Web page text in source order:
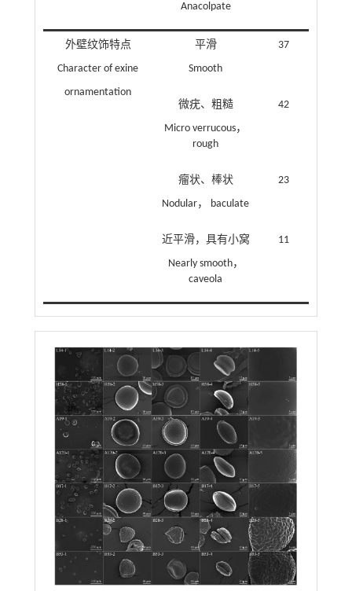
Anacolpate
外壁纹饰特点
Character of exine
ornamentation
平滑
Smooth
37
微疣、粗糙
Micro verrucous，
rough
42
瘤状、棒状
Nodular， baculate
23
近平滑，具有小窝
Nearly smooth，
caveola
11